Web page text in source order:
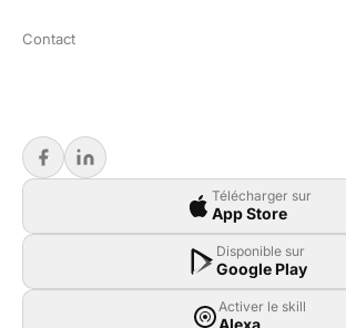
Contact
Télécharger sur
App Store
Disponible sur
Google Play
Activer le skill